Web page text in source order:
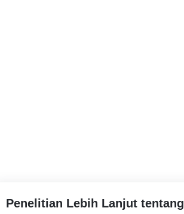
Penelitian Lebih Lanjut tentang